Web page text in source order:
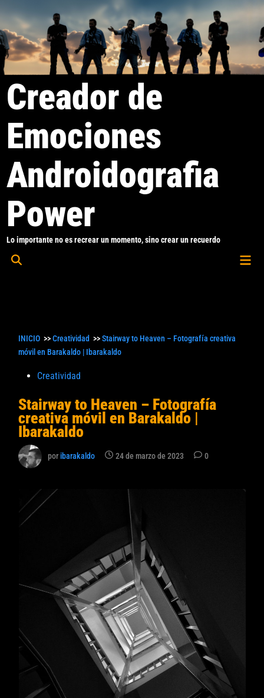
al
contenido
Creador de
Emociones
Androidografia
Power
Lo importante no es recrear un momento, sino crear un recuerdo
Abrir
INICIO >>Creatividad >>Stairway to Heaven – Fotografía creativa
móvil en Barakaldo | Ibarakaldo
Publicado
Creatividad
Stairway to Heaven – Fotografía
creativa móvil en Barakaldo |
Ibarakaldo
poribarakaldo 24 de marzo de 2023 0